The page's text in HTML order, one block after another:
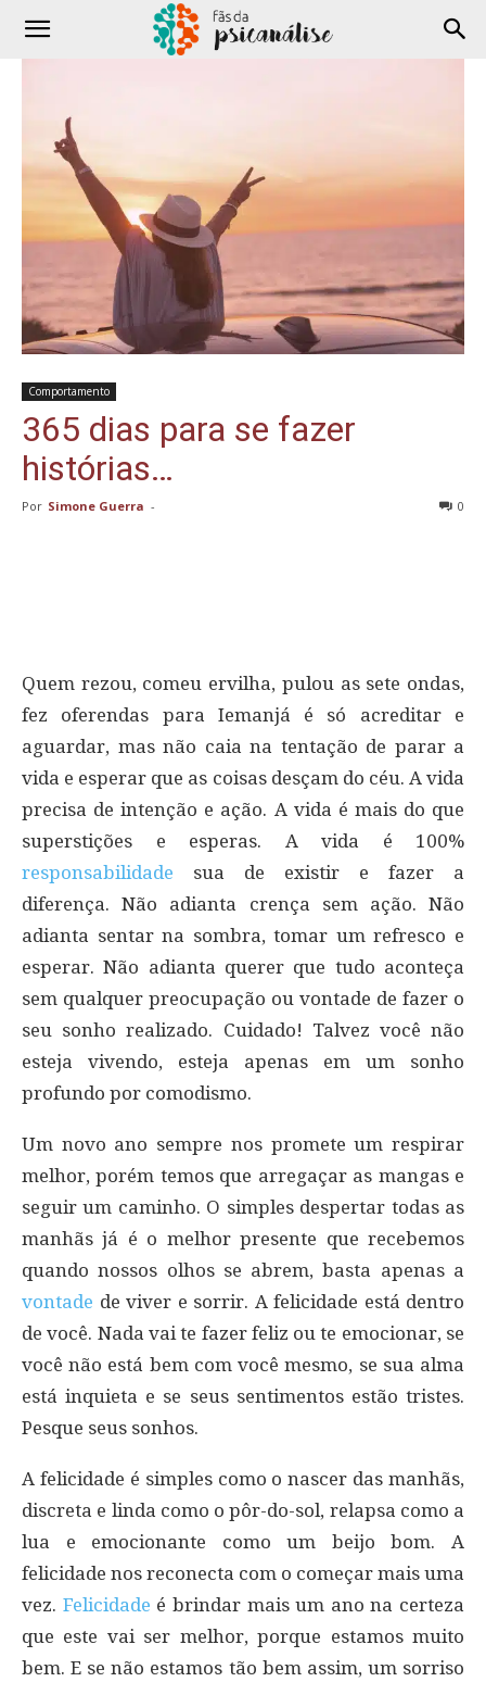
Comportamento
365 dias para se fazer
histórias…
Por Simone Guerra - 0
Quem rezou, comeu ervilha, pulou as sete ondas,
fez oferendas para Iemanjá é só acreditar e
aguardar, mas não caia na tentação de parar a
vida e esperar que as coisas desçam do céu. A vida
precisa de intenção e ação. A vida é mais do que
superstições e esperas. A vida é 100%
responsabilidade sua de existir e fazer a
diferença. Não adianta crença sem ação. Não
adianta sentar na sombra, tomar um refresco e
esperar. Não adianta querer que tudo aconteça
sem qualquer preocupação ou vontade de fazer o
seu sonho realizado. Cuidado! Talvez você não
esteja vivendo, esteja apenas em um sonho
profundo por comodismo.
Um novo ano sempre nos promete um respirar
melhor, porém temos que arregaçar as mangas e
seguir um caminho. O simples despertar todas as
manhãs já é o melhor presente que recebemos
quando nossos olhos se abrem, basta apenas a
vontade de viver e sorrir. A felicidade está dentro
de você. Nada vai te fazer feliz ou te emocionar, se
você não está bem com você mesmo, se sua alma
está inquieta e se seus sentimentos estão tristes.
Pesque seus sonhos.
A felicidade é simples como o nascer das manhãs,
discreta e linda como o pôr-do-sol, relapsa como a
lua e emocionante como um beijo bom. A
felicidade nos reconecta com o começar mais uma
vez. Felicidade é brindar mais um ano na certeza
que este vai ser melhor, porque estamos muito
bem. E se não estamos tão bem assim, um sorriso